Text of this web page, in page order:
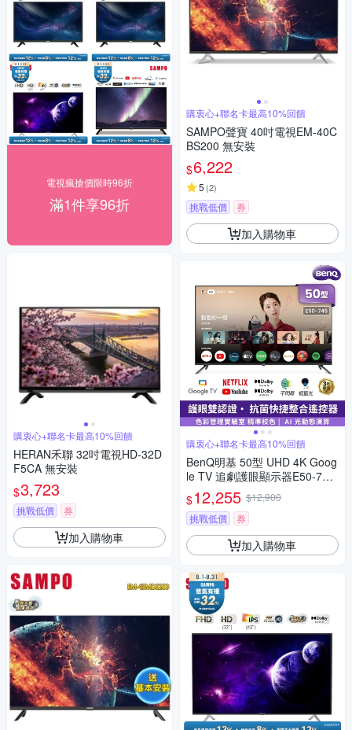
電視瘋搶價限時96折
滿1件享96折
購衷心+聯名卡最高10%回饋
HERAN禾聯 32吋電視HD-32D
F5CA 無安裝
$3,723
挑戰低價 券
加入購物車
購衷心+聯名卡最高10%回饋
SAMPO聲寶 40吋電視EM-40C
BS200 無安裝
$6,222
5 (2)
挑戰低價 券
加入購物車
購衷心+聯名卡最高10%回饋
BenQ明基 50型 UHD 4K Goog
le TV 追劇護眼顯示器E50-745-
無視訊盒(送基本安裝)
$12,255 $12,900
挑戰低價
券
加入購物車